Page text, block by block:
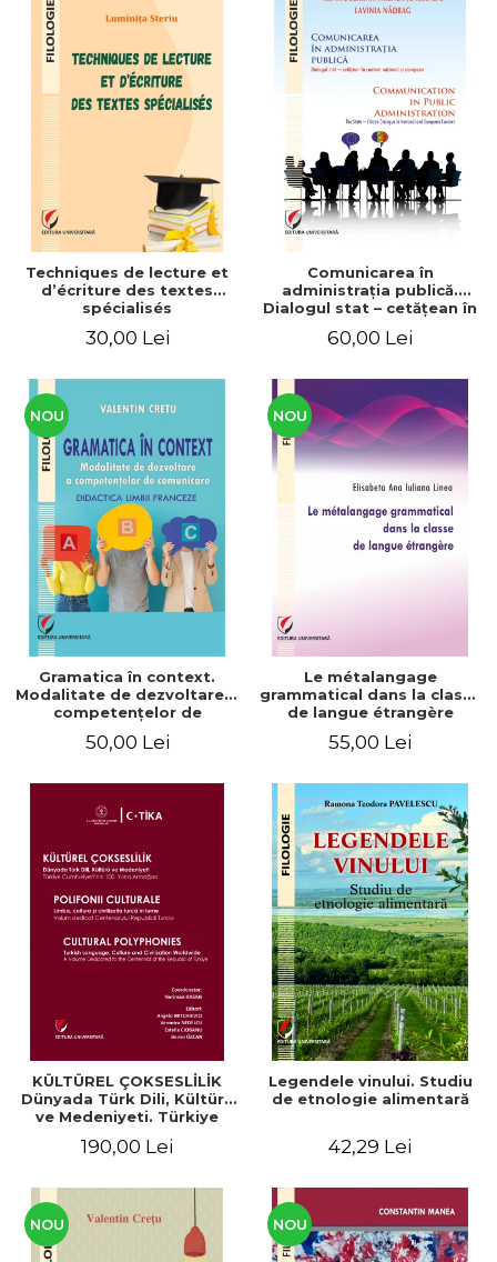
Techniques de lecture et
d’écriture des textes
spécialisés
30,00 Lei
Comunicarea în
administraţia publică.
Dialogul stat – cetăţean în
european / Communication
The state-citizen dialogue
in national and European
context
60,00 Lei
NOU
Gramatica în context.
Modalitate de dezvoltare a
competenţelor de
limbii franceze
50,00 Lei
NOU
Le métalangage
grammatical dans la classe
de langue étrangère
55,00 Lei
KÜLTÜREL ÇOKSESLİLİK
Dünyada Türk Dili, Kültürü
ve Medeniyeti. Türkiye
Armağan/ POLIFONII
și civilizația turcă în lume.
Centenarului
190,00 Lei
Legendele vinului. Studiu
de etnologie alimentară
42,29 Lei
NOU NOU